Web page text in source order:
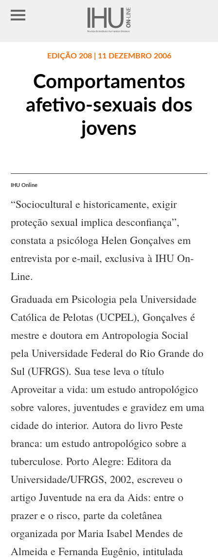
EDIÇÃO 208 | 11 DEZEMBRO 2006
Comportamentos
afetivo-sexuais dos
jovens
IHU Online
“Sociocultural e historicamente, exigir
proteção sexual implica desconfiança”,
constata a psicóloga Helen Gonçalves em
entrevista por e-mail, exclusiva à IHU On-
Line.
Graduada em Psicologia pela Universidade
Católica de Pelotas (UCPEL), Gonçalves é
mestre e doutora em Antropologia Social
pela Universidade Federal do Rio Grande do
Sul (UFRGS). Sua tese leva o título
Aproveitar a vida: um estudo antropológico
sobre valores, juventudes e gravidez em uma
cidade do interior. Autora do livro Peste
branca: um estudo antropológico sobre a
tuberculose. Porto Alegre: Editora da
Universidade/UFRGS, 2002, escreveu o
artigo Juventude na era da Aids: entre o
prazer e o risco, parte da coletânea
organizada por Maria Isabel Mendes de
Almeida e Fernanda Eugênio, intitulada